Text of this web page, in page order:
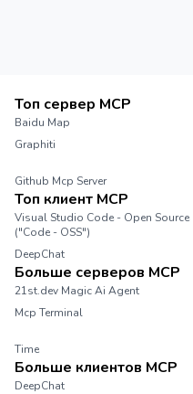
Топ сервер MCP
Baidu Map
Graphiti
Github Mcp Server
Топ клиент MCP
Visual Studio Code - Open Source
("Code - OSS")
DeepChat
Больше серверов MCP
21st.dev Magic Ai Agent
Mcp Terminal
Time
Больше клиентов MCP
DeepChat